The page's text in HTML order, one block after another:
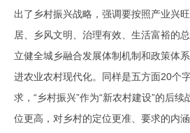
出了乡村振兴战略，强调要按照产业兴
居、乡风文明、治理有效、生活富裕的
立健全城乡融合发展体制机制和政策体
进农业农村现代化。同样是五方面20个
求，“乡村振兴”作为“新农村建设”的后续
位更高，对乡村的定位更准、要求的内